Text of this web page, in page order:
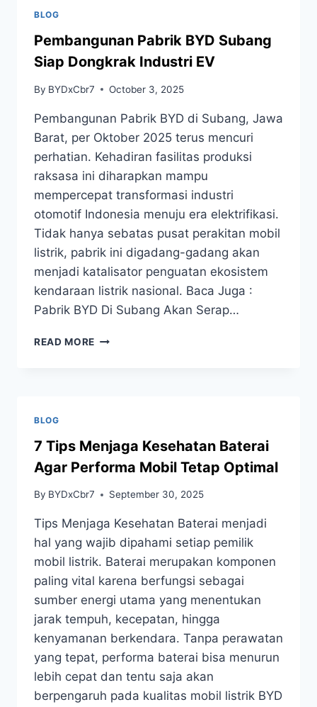
BLOG
Pembangunan Pabrik BYD Subang
Siap Dongkrak Industri EV
By BYDxCbr7 October 3, 2025
Pembangunan Pabrik BYD di Subang, Jawa
Barat, per Oktober 2025 terus mencuri
perhatian. Kehadiran fasilitas produksi
raksasa ini diharapkan mampu
mempercepat transformasi industri
otomotif Indonesia menuju era elektrifikasi.
Tidak hanya sebatas pusat perakitan mobil
listrik, pabrik ini digadang-gadang akan
menjadi katalisator penguatan ekosistem
kendaraan listrik nasional. Baca Juga :
Pabrik BYD Di Subang Akan Serap…
READ MORE
BLOG
7 Tips Menjaga Kesehatan Baterai
Agar Performa Mobil Tetap Optimal
By BYDxCbr7 September 30, 2025
Tips Menjaga Kesehatan Baterai menjadi
hal yang wajib dipahami setiap pemilik
mobil listrik. Baterai merupakan komponen
paling vital karena berfungsi sebagai
sumber energi utama yang menentukan
jarak tempuh, kecepatan, hingga
kenyamanan berkendara. Tanpa perawatan
yang tepat, performa baterai bisa menurun
lebih cepat dan tentu saja akan
berpengaruh pada kualitas mobil listrik BYD